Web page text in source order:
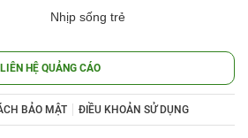
Nhịp sống trẻ
LIÊN HỆ QUẢNG CÁO
BẢO MẬT ĐIỀU KHOẢN SỬ DỤNG